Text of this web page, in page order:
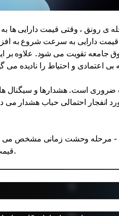
ی رونق ، وقتی قیمت دارایی ها
قیمت دارایی به سرعت شروع به
جامعه تقویت می شود. علاوه بر
ضروری است. هشدارها و
انفجار احتمالی حباب هشدار
- مرحله وحشت زمانی مشخص
قیمت دارایی تورم را متوقف می کند و به کاهش سریع تغییر می کند.